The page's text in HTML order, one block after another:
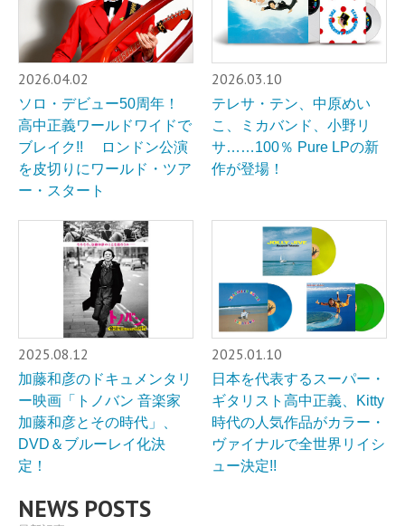
2026.04.02
ソロ・デビュー50周年！
高中正義ワールドワイドで
ブレイク!! ロンドン公演
を皮切りにワールド・ツア
ー・スタート
2026.03.10
テレサ・テン、中原めい
こ、ミカバンド、小野リ
サ……100％ Pure LPの新
作が登場！
2025.08.12
加藤和彦のドキュメンタリ
ー映画「トノバン 音楽家
加藤和彦とその時代」、
DVD＆ブルーレイ化決
定！
2025.01.10
日本を代表するスーパー・
ギタリスト高中正義、Kitty
時代の人気作品がカラー・
ヴァイナルで全世界リイシ
ュー決定!!
NEWS POSTS